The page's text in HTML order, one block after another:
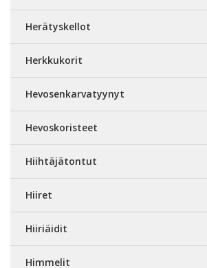
Herätyskellot
Herkkukorit
Hevosenkarvatyynyt
Hevoskoristeet
Hiihtäjätontut
Hiiret
Hiiriäidit
Himmelit